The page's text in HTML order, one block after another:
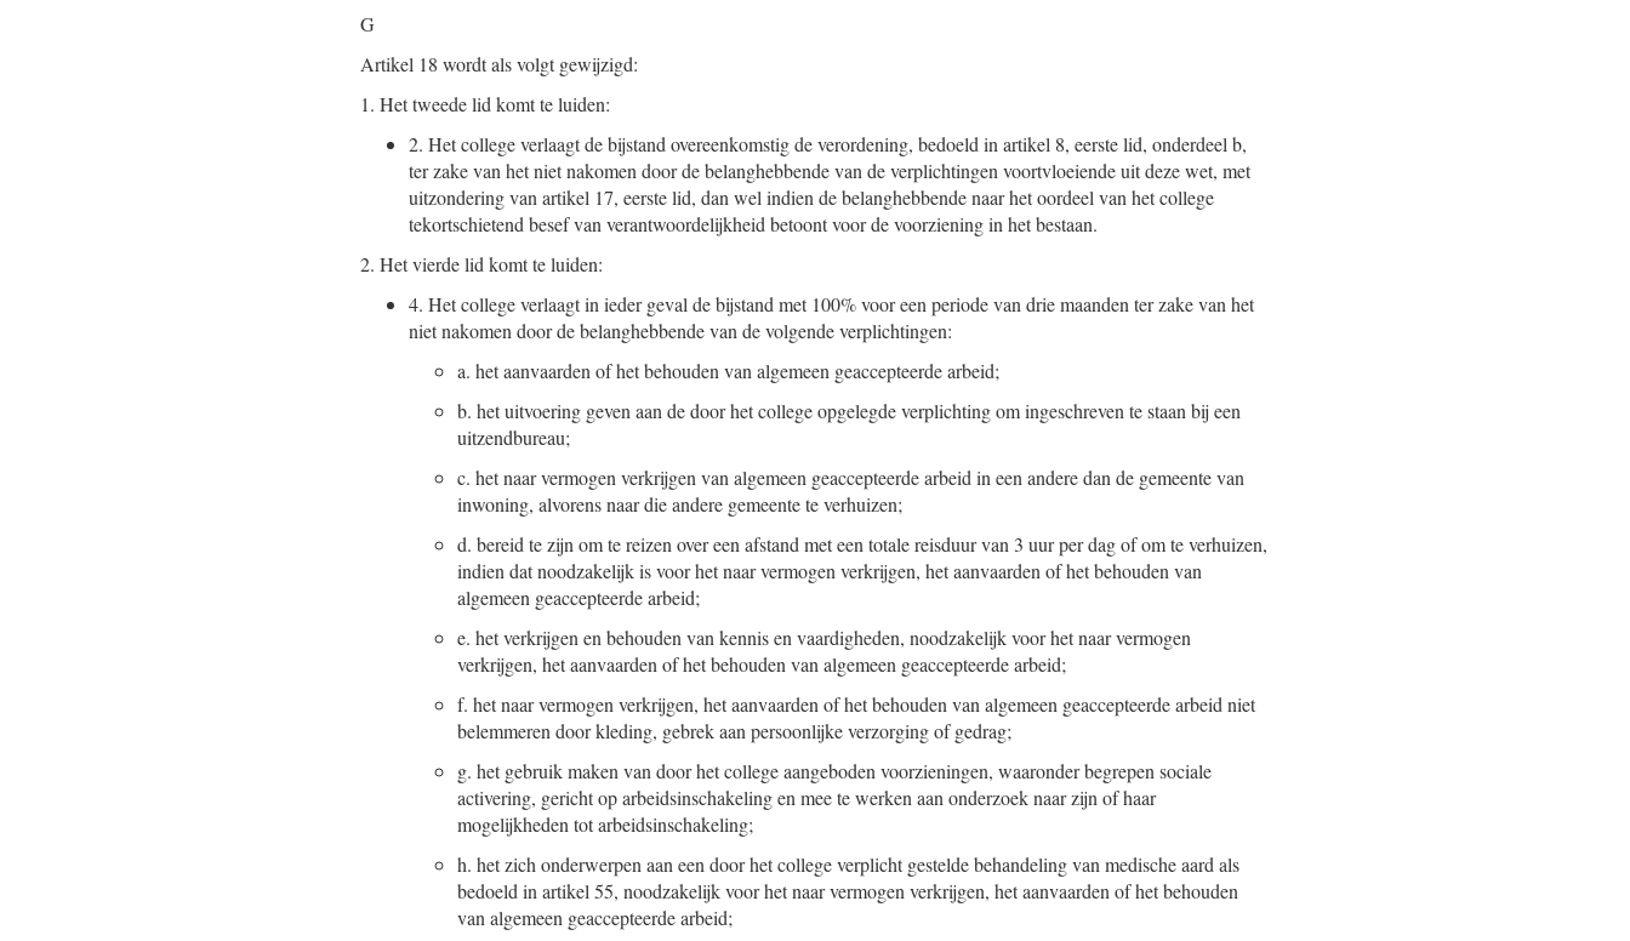
G
Artikel 18 wordt als volgt gewijzigd:
1. Het tweede lid komt te luiden:
2. Het college verlaagt de bijstand overeenkomstig de verordening, bedoeld in artikel 8, eerste lid, onderdeel b,
ter zake van het niet nakomen door de belanghebbende van de verplichtingen voortvloeiende uit deze wet, met
uitzondering van artikel 17, eerste lid, dan wel indien de belanghebbende naar het oordeel van het college
tekortschietend besef van verantwoordelijkheid betoont voor de voorziening in het bestaan.
2. Het vierde lid komt te luiden:
4. Het college verlaagt in ieder geval de bijstand met 100% voor een periode van drie maanden ter zake van het
niet nakomen door de belanghebbende van de volgende verplichtingen:
a. het aanvaarden of het behouden van algemeen geaccepteerde arbeid;
b. het uitvoering geven aan de door het college opgelegde verplichting om ingeschreven te staan bij een
uitzendbureau;
c. het naar vermogen verkrijgen van algemeen geaccepteerde arbeid in een andere dan de gemeente van
inwoning, alvorens naar die andere gemeente te verhuizen;
d. bereid te zijn om te reizen over een afstand met een totale reisduur van 3 uur per dag of om te verhuizen,
indien dat noodzakelijk is voor het naar vermogen verkrijgen, het aanvaarden of het behouden van
algemeen geaccepteerde arbeid;
e. het verkrijgen en behouden van kennis en vaardigheden, noodzakelijk voor het naar vermogen
verkrijgen, het aanvaarden of het behouden van algemeen geaccepteerde arbeid;
f. het naar vermogen verkrijgen, het aanvaarden of het behouden van algemeen geaccepteerde arbeid niet
belemmeren door kleding, gebrek aan persoonlijke verzorging of gedrag;
g. het gebruik maken van door het college aangeboden voorzieningen, waaronder begrepen sociale
activering, gericht op arbeidsinschakeling en mee te werken aan onderzoek naar zijn of haar
mogelijkheden tot arbeidsinschakeling;
h. het zich onderwerpen aan een door het college verplicht gestelde behandeling van medische aard als
bedoeld in artikel 55, noodzakelijk voor het naar vermogen verkrijgen, het aanvaarden of het behouden
van algemeen geaccepteerde arbeid;